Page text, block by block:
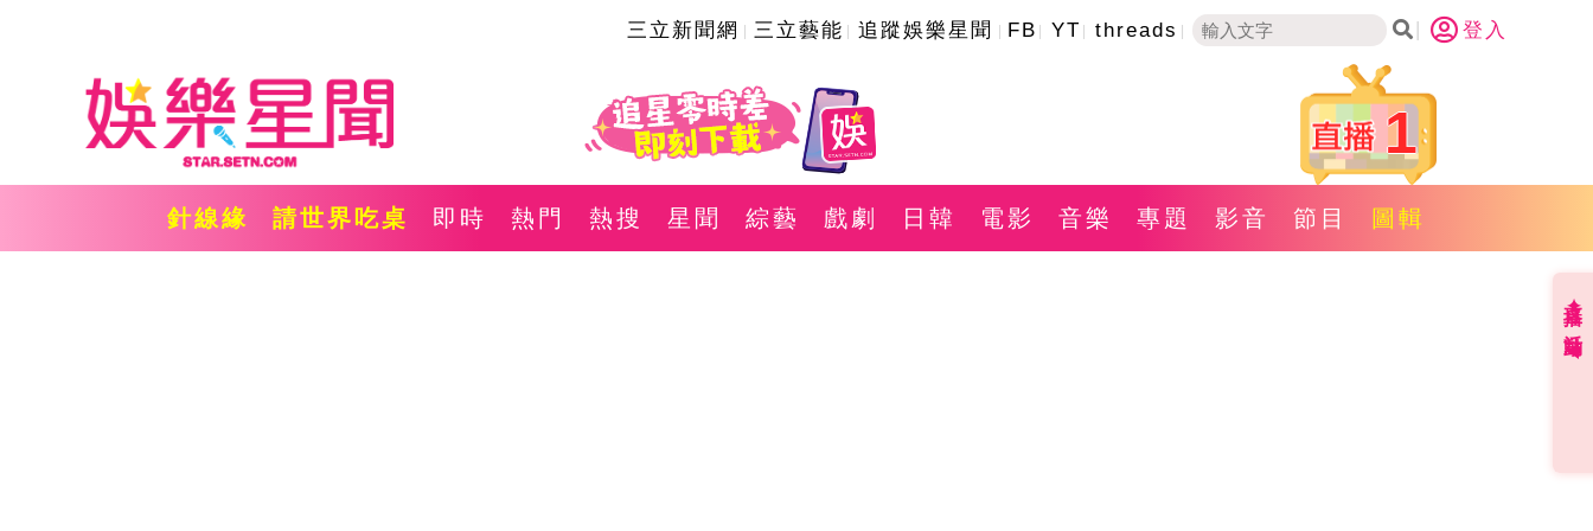
三立新聞網 三立藝能 追蹤娛樂星聞 FB YT threads 登入
1
針線緣 請世界吃桌 即時 熱門 熱搜 星聞 綜藝 戲劇 日韓 電影 音樂 專題 影音 節目 圖輯
直播✦活動